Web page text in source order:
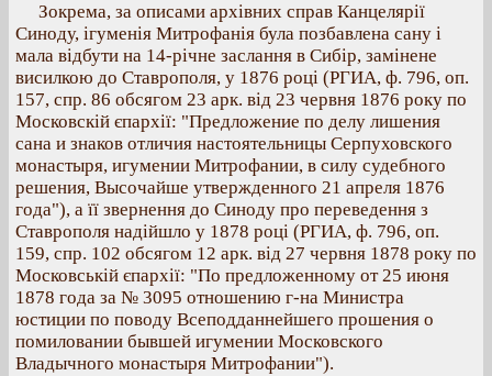
Зокрема, за описами архівних справ Канцелярії
Синоду, ігуменія Митрофанія була позбавлена сану і
мала відбути на 14-річне заслання в Сибір, замінене
висилкою до Ставрополя, у 1876 році (РГИА, ф. 796, оп.
157, спр. 86 обсягом 23 арк. від 23 червня 1876 року по
Московскій єпархії: "Предложение по делу лишения
сана и знаков отличия настоятельницы Серпуховского
монастыря, игумении Митрофании, в силу судебного
решения, Высочайше утвержденного 21 апреля 1876
года"), а її звернення до Синоду про переведення з
Ставрополя надійшло у 1878 році (РГИА, ф. 796, оп.
159, спр. 102 обсягом 12 арк. від 27 червня 1878 року по
Московській єпархії: "По предложенному от 25 июня
1878 года за № 3095 отношению г-на Министра
юстиции по поводу Всеподданнейшего прошения о
помиловании бывшей игумении Московского
Владычного монастыря Митрофании").